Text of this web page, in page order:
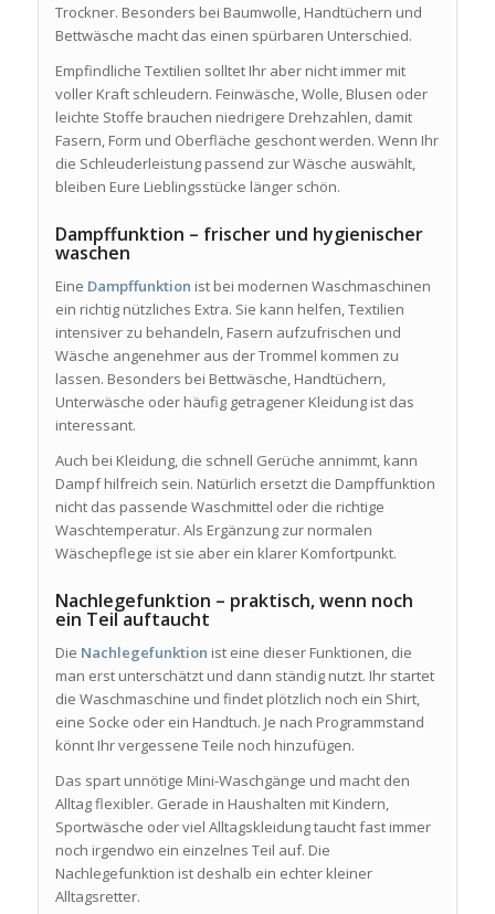
Trockner. Besonders bei Baumwolle, Handtüchern und
Bettwäsche macht das einen spürbaren Unterschied.
Empfindliche Textilien solltet Ihr aber nicht immer mit
voller Kraft schleudern. Feinwäsche, Wolle, Blusen oder
leichte Stoffe brauchen niedrigere Drehzahlen, damit
Fasern, Form und Oberfläche geschont werden. Wenn Ihr
die Schleuderleistung passend zur Wäsche auswählt,
bleiben Eure Lieblingsstücke länger schön.
Dampffunktion – frischer und hygienischer
waschen
Eine Dampffunktion ist bei modernen Waschmaschinen
ein richtig nützliches Extra. Sie kann helfen, Textilien
intensiver zu behandeln, Fasern aufzufrischen und
Wäsche angenehmer aus der Trommel kommen zu
lassen. Besonders bei Bettwäsche, Handtüchern,
Unterwäsche oder häufig getragener Kleidung ist das
interessant.
Auch bei Kleidung, die schnell Gerüche annimmt, kann
Dampf hilfreich sein. Natürlich ersetzt die Dampffunktion
nicht das passende Waschmittel oder die richtige
Waschtemperatur. Als Ergänzung zur normalen
Wäschepflege ist sie aber ein klarer Komfortpunkt.
Nachlegefunktion – praktisch, wenn noch
ein Teil auftaucht
Die Nachlegefunktion ist eine dieser Funktionen, die
man erst unterschätzt und dann ständig nutzt. Ihr startet
die Waschmaschine und findet plötzlich noch ein Shirt,
eine Socke oder ein Handtuch. Je nach Programmstand
könnt Ihr vergessene Teile noch hinzufügen.
Das spart unnötige Mini-Waschgänge und macht den
Alltag flexibler. Gerade in Haushalten mit Kindern,
Sportwäsche oder viel Alltagskleidung taucht fast immer
noch irgendwo ein einzelnes Teil auf. Die
Nachlegefunktion ist deshalb ein echter kleiner
Alltagsretter.